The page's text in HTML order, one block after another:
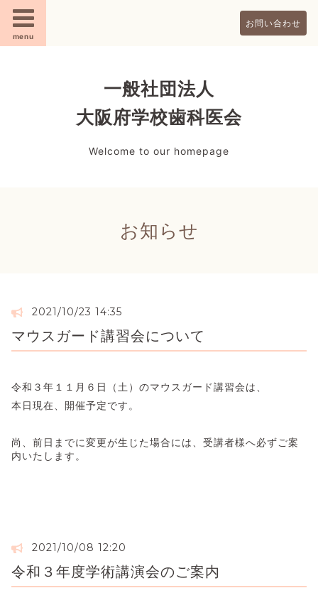
menu
お問い合わせ
一般社団法人
大阪府学校歯科医会
Welcome to our homepage
お知らせ
2021/10/23 14:35
マウスガード講習会について
令和３年１１月６日（土）のマウスガード講習会は、
本日現在、開催予定です。
尚、前日までに変更が生じた場合には、受講者様へ必ずご案
内いたします。
2021/10/08 12:20
令和３年度学術講演会のご案内